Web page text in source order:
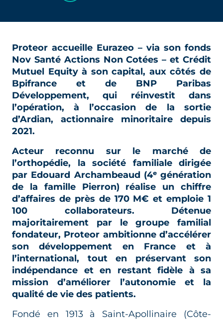
Proteor accueille Eurazeo – via son fonds
Nov Santé Actions Non Cotées – et Crédit
Mutuel Equity à son capital, aux côtés de
Bpifrance et de BNP Paribas
Développement, qui réinvestit dans
l’opération, à l’occasion de la sortie
d’Ardian, actionnaire minoritaire depuis
2021.
Acteur reconnu sur le marché de
l’orthopédie, la société familiale dirigée
par Edouard Archambeaud (4ᵉ génération
de la famille Pierron) réalise un chiffre
d’affaires de près de 170 M€ et emploie 1
100 collaborateurs. Détenue
majoritairement par le groupe familial
fondateur, Proteor ambitionne d’accélérer
son développement en France et à
l’international, tout en préservant son
indépendance et en restant fidèle à sa
mission d’améliorer l’autonomie et la
qualité de vie des patients.
Fondé en 1913 à Saint-Apollinaire (Côte-